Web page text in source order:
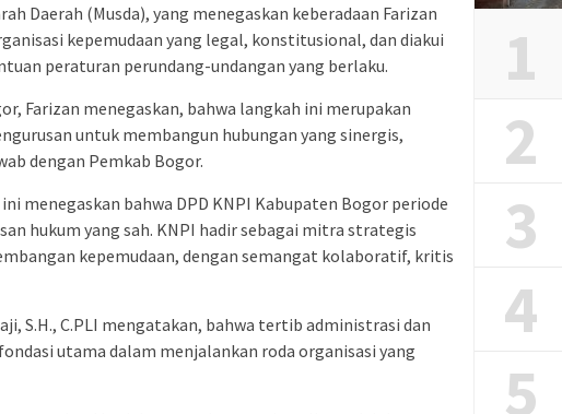
Daerah (Musda), yang menegaskan keberadaan Farizan
kepemudaan yang legal, konstitusional, dan diakui
peraturan perundang-undangan yang berlaku.
Farizan menegaskan, bahwa langkah ini merupakan
untuk membangun hubungan yang sinergis,
dengan Pemkab Bogor.
menegaskan bahwa DPD KNPI Kabupaten Bogor periode
hukum yang sah. KNPI hadir sebagai mitra strategis
kepemudaan, dengan semangat kolaboratif, kritis
S.H., C.PLI mengatakan, bahwa tertib administrasi dan
utama dalam menjalankan roda organisasi yang
1
2
3
4
5